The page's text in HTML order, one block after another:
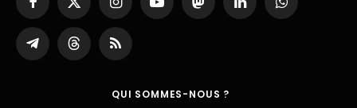
Facebook
X
(Twitter)
InstagramYouTubeMastodonLinkedInWhatsApp
Partager
sur
ThreadsRSS
QUI SOMMES-NOUS ?